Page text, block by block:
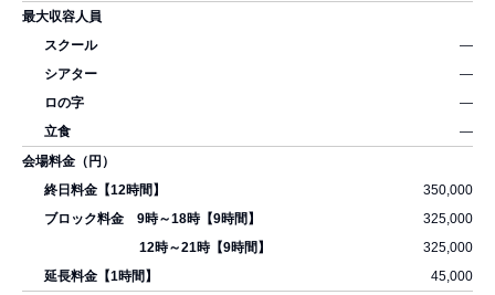
―
―
―
―
350,000
325,000
325,000
45,000